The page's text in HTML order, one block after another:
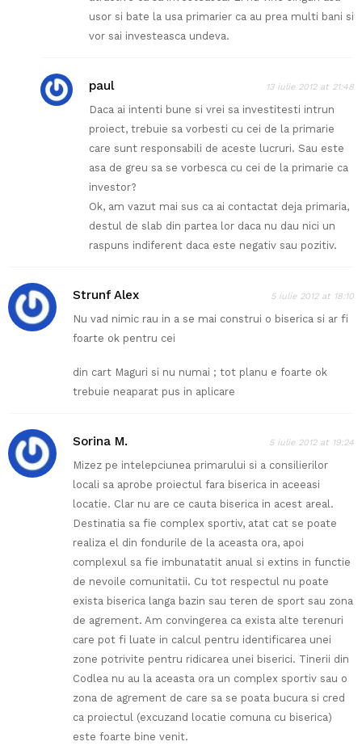
usor si bate la usa primarier ca au prea multi bani si
vor sai investeasca undeva.
paul 13 iulie 2012 at 21:48
Daca ai intenti bune si vrei sa investitesti intrun
proiect, trebuie sa vorbesti cu cei de la primarie
care sunt responsabili de aceste lucruri. Sau este
asa de greu sa se vorbesca cu cei de la primarie ca
investor?
Ok, am vazut mai sus ca ai contactat deja primaria,
destul de slab din partea lor daca nu dau nici un
raspuns indiferent daca este negativ sau pozitiv.
Strunf Alex 5 iulie 2012 at 18:10
Nu vad nimic rau in a se mai construi o biserica si ar fi
foarte ok pentru cei
din cart Maguri si nu numai ; tot planu e foarte ok
trebuie neaparat pus in aplicare
Sorina M. 5 iulie 2012 at 19:24
Mizez pe intelepciunea primarului si a consilierilor
locali sa aprobe proiectul fara biserica in aceeasi
locatie. Clar nu are ce cauta biserica in acest areal.
Destinatia sa fie complex sportiv, atat cat se poate
realiza el din fondurile de la aceasta ora, apoi
complexul sa fie imbunatatit anual si extins in functie
de nevoile comunitatii. Cu tot respectul nu poate
exista biserica langa bazin sau teren de sport sau zona
de agrement. Am convingerea ca exista alte terenuri
care pot fi luate in calcul pentru identificarea unei
zone potrivite pentru ridicarea unei biserici. Tinerii din
Codlea nu au la aceasta ora un complex sportiv sau o
zona de agrement de care sa se poata bucura si cred
ca proiectul (excuzand locatie comuna cu biserica)
este foarte bine venit.